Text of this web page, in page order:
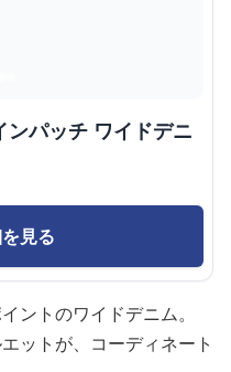
パッチ ワイドデニ
見る
ントのワイドデニム。
ットが、コーディネート